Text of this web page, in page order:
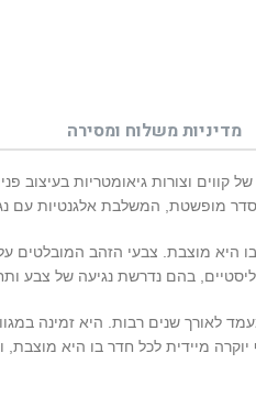
מדיניות משלוח ומסירה
וצורות גיאומטריות בעיצוב
מופשטת, המשלבת אלגנטיות עם
היא מוצבת. צבעי הזהב המובלטים
בהם נדרשת נגיעה של צבע
לאורך שנים רבות. היא זמינה
מיידית לכל חדר בו היא מוצבת,